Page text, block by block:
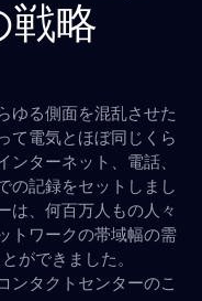
戦略
ゆる側面を混乱させた
て電気とほぼ同じくら
ターネット、電話、
の記録をセットしまし
は、何百万人もの人々
トワークの帯域幅の需
ができました。
ンタクトセンターのこ